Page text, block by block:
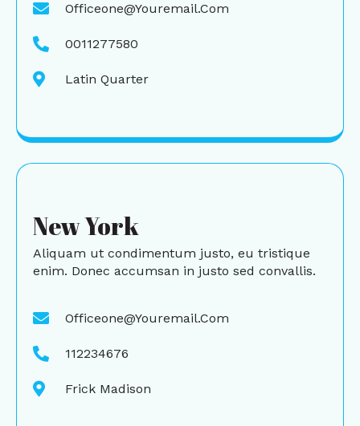
Officeone@youremail.com
0011277580
Latin Quarter
New York
Aliquam ut condimentum justo, eu tristique
enim. Donec accumsan in justo sed convallis.
Officeone@youremail.com
112234676
Frick Madison